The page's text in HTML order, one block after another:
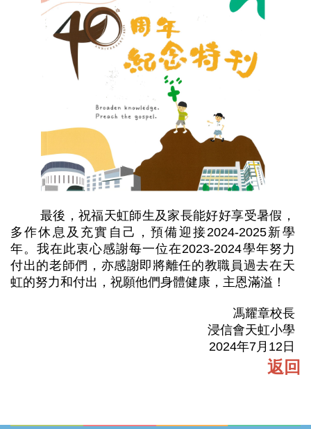
最後，祝福天虹師生及家長能好好享受暑假，
多作休息及充實自己，預備迎接2024-2025新學
年。我在此衷心感謝每一位在2023-2024學年努力
付出的老師們，亦感謝即將離任的教職員過去在天
虹的努力和付出，祝願他們身體健康，主恩滿溢！
馮耀章校長
浸信會天虹小學
2024年7月12日
返回